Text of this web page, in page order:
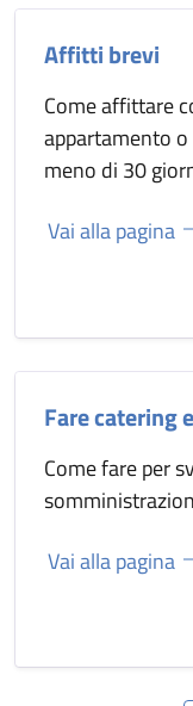
Affitti brevi
Come affittare
appartamento
meno di 30
Vai alla pagina
Fare catering
Come fare per
Vai alla pagina